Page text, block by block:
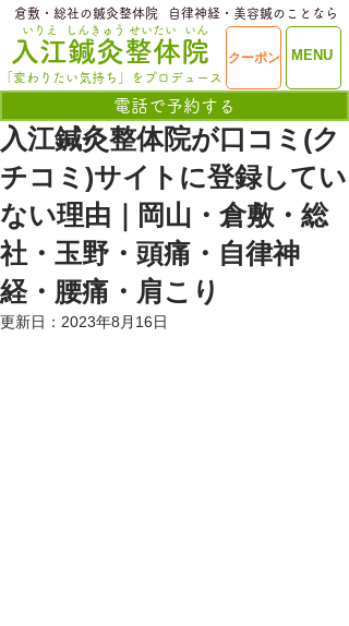
ME
​入江鍼灸整体院
いりえ
MENU
クーポン
電話で予約する
せいたい
しんきゅう いん
「変わりたい気持ち」をプロデュース
​倉敷・総社の鍼灸整体院 ​自律神経・美容鍼のことなら
入江鍼灸整体院が口コミ(ク
チコミ)サイトに登録してい
ない理由｜岡山・倉敷・総
社・玉野・頭痛・自律神
経・腰痛・肩こり
更新日： 2023年8月16日